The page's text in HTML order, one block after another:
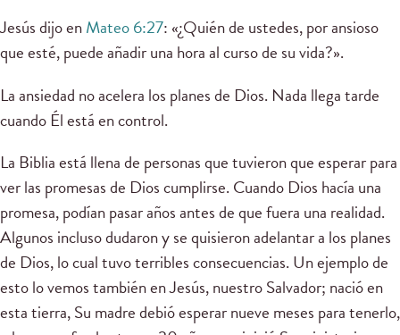
Jesús dijo enMateo 6:27: «¿Quién de ustedes, por ansioso
que esté, puede añadir una hora al curso de su vida?».
La ansiedad no acelera los planes de Dios. Nada llega tarde
cuando Él está en control.
La Biblia está llena de personas que tuvieron que esperar para
ver las promesas de Dios cumplirse. Cuando Dios hacía una
promesa, podían pasar años antes de que fuera una realidad.
Algunos incluso dudaron y se quisieron adelantar a los planes
de Dios, lo cual tuvo terribles consecuencias. Un ejemplo de
esto lo vemos también en Jesús, nuestro Salvador; nació en
esta tierra, Su madre debió esperar nueve meses para tenerlo,